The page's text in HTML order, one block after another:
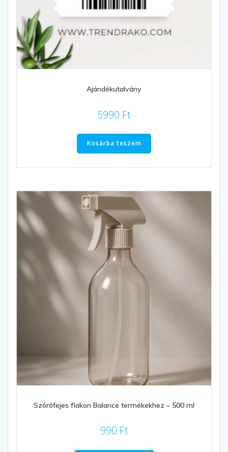
Ajándékutalvány
5990 Ft
Kosárba teszem
Szórófejes flakon Balance termékekhez – 500 ml
990 Ft